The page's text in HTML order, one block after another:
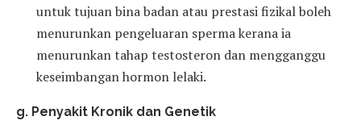
untuk tujuan bina badan atau prestasi fizikal boleh
menurunkan pengeluaran sperma kerana ia
menurunkan tahap testosteron dan mengganggu
keseimbangan hormon lelaki.
g. Penyakit Kronik dan Genetik